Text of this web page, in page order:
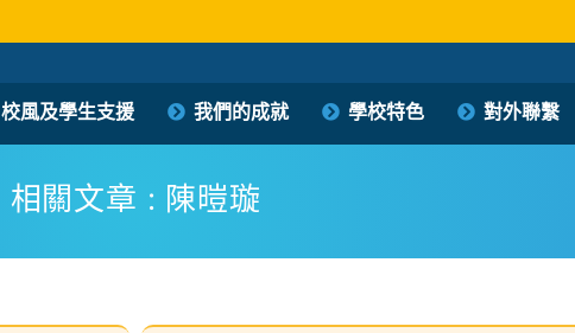
校風及學生支援 我們的成就 學校特色 對外聯繫
保良局西區婦女福利會馮李佩瑤小學
相關文章 : 陳暟璇